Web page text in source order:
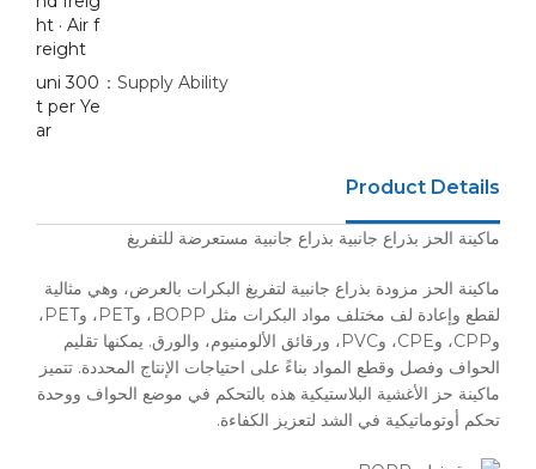
ht · Air f
reight
Supply Ability：
300 uni
t per Ye
ar
Product Details
ماكينة الحز بذراع جانبية بذراع جانبية مستعرضة للتفريغ
ماكينة الحز مزودة بذراع جانبية لتفريغ البكرات بالعرض، وهي مثالية
لقطع وإعادة لف مختلف مواد البكرات مثل BOPP، وPET، وPET،
وCPP، وCPE، وPVC، ورقائق الألومنيوم، والورق. يمكنها تقليم
الحواف وفصل وقطع المواد بناءً على احتياجات الإنتاج المحددة. تتميز
ماكينة حز الأغشية البلاستيكية هذه بالتحكم في موضع الحواف ووحدة
تحكم أوتوماتيكية في الشد لتعزيز الكفاءة.